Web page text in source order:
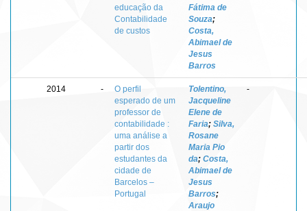
educação da
Contabilidade
de custos
Fátima de
Souza;
Costa,
Abimael de
Jesus
Barros
2014 -
O perfil
esperado de um
professor de
contabilidade :
uma análise a
partir dos
estudantes da
cidade de
Barcelos –
Portugal
Tolentino,
Jacqueline
Elene de
Faria; Silva,
Rosane
Maria Pio
da; Costa,
Abimael de
Jesus
Barros;
Araujo
-